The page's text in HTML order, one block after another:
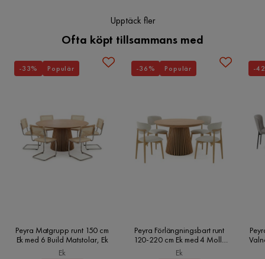
Upptäck fler
Ofta köpt tillsammans med
Peyra Matgrupp runt 150 cm
Ek med 6 Build Matstolar, Ek
Ek
-33% Populär
Peyra Förlängningsbart runt
120-220 cm Ek med 4 Molly
Matstolar, Ek
Ek
-36% Populär -